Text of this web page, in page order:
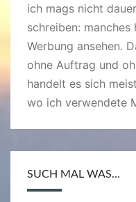
ich mags nicht
schreiben:
Werbung ansehen.
ohne Auftrag und
handelt es sich
wo ich verwendete
SUCH MAL WAS…